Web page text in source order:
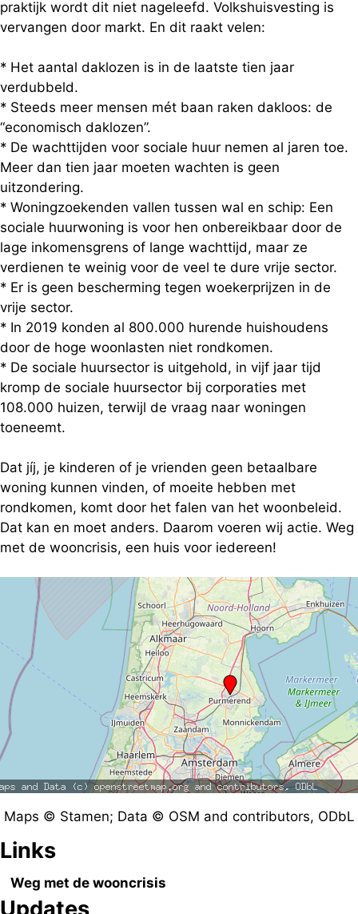
praktijk wordt dit niet nageleefd. Volkshuisvesting is
vervangen door markt. En dit raakt velen:
* Het aantal daklozen is in de laatste tien jaar
verdubbeld.
* Steeds meer mensen mét baan raken dakloos: de
“economisch daklozen”.
* De wachttijden voor sociale huur nemen al jaren toe.
Meer dan tien jaar moeten wachten is geen
uitzondering.
* Woningzoekenden vallen tussen wal en schip: Een
sociale huurwoning is voor hen onbereikbaar door de
lage inkomensgrens of lange wachttijd, maar ze
verdienen te weinig voor de veel te dure vrije sector.
* Er is geen bescherming tegen woekerprijzen in de
vrije sector.
* In 2019 konden al 800.000 hurende huishoudens
door de hoge woonlasten niet rondkomen.
* De sociale huursector is uitgehold, in vijf jaar tijd
kromp de sociale huursector bij corporaties met
108.000 huizen, terwijl de vraag naar woningen
toeneemt.
Dat jíj, je kinderen of je vrienden geen betaalbare
woning kunnen vinden, of moeite hebben met
rondkomen, komt door het falen van het woonbeleid.
Dat kan en moet anders. Daarom voeren wij actie. Weg
met de wooncrisis, een huis voor iedereen!
Maps © Stamen; Data © OSM and contributors, ODbL
Links
Weg met de wooncrisis